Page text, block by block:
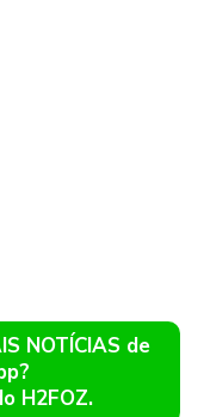
NOTÍCIAS de
H2FOZ.